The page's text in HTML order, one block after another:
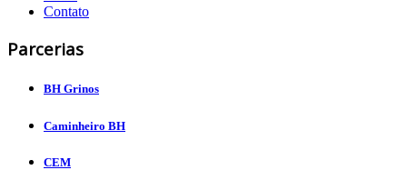
Contato
Parcerias
BH Grinos
Caminheiro BH
CEM